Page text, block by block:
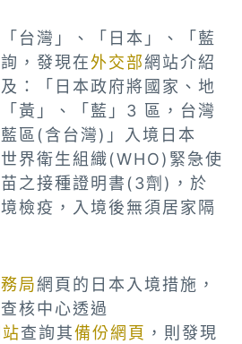
台灣」、「日本」、「藍
，發現在外交部網站介紹
：「日本政府將國家、地
黃」、「藍」3 區，台灣
區(含台灣)」入境日本
界衛生組織(WHO)緊急使
之接種證明書(3劑)，於
檢疫，入境後無須居家隔
局網頁的日本入境措施，
核中心透過
查詢其備份網頁 ，則發現